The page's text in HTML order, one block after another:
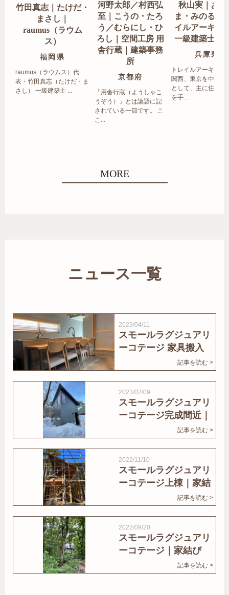
竹田真志｜たけだ・
まさし｜
raumus（ラウム
ス）
福岡県
raumus（ラウムス）代
表・竹田真志（たけだ・ま
さし） 一級建築士 ...
河野太郎／村西弘
至｜こうの・たろ
う／むらにし・ひ
ろし｜空間工房 用
舎行蔵｜建築事務
所
京都府
「用舎行蔵（ようしゃこ
うぞう）」とは論語に記
されている一節です。 こ
こ...
秋山実｜あき
ま・みのる｜
イルアーキテ
一級建築士事
兵庫県
トレイルアーキテク
関西、東京を中心エ
として、主に住宅の
を手...
MORE
ニュース一覧
2023/04/11
スモールラグジュアリ
ーコテージ 家具搬入
記事を読む >
2023/02/09
スモールラグジュアリ
ーコテージ完成間近｜
記事を読む >
2022/11/10
スモールラグジュアリ
ーコテージ上棟｜家結
記事を読む >
2022/09/20
スモールラグジュアリ
ーコテージ｜家結び
記事を読む >